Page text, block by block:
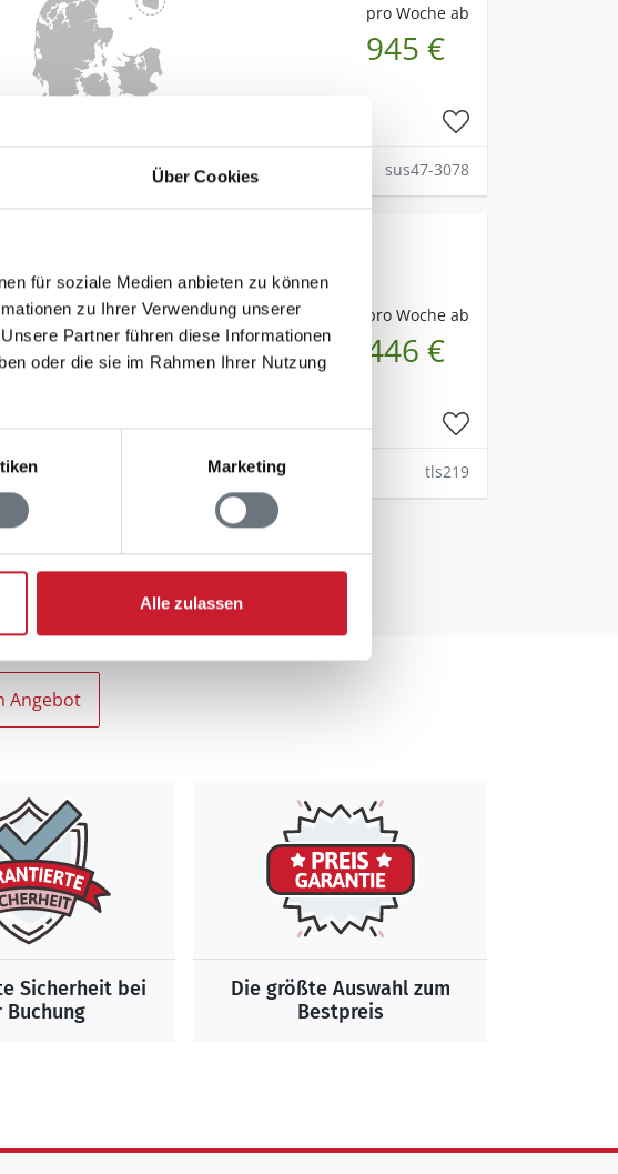
Über Cookies
für soziale Medien anbieten zu können
zu Ihrer Verwendung unserer
Partner führen diese Informationen
oder die sie im Rahmen Ihrer Nutzung
Marketing
Alle zulassen
pro Woche ab
945 €
sus47-3078
pro Woche ab
446 €
tls219
Angebot
Sicherheit bei
Buchung
Die größte Auswahl zum
Bestpreis